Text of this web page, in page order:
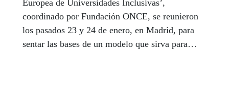
Europea de Universidades Inclusivas’,
coordinado por Fundación ONCE, se reunieron
los pasados 23 y 24 de enero, en Madrid, para
sentar las bases de un modelo que sirva para